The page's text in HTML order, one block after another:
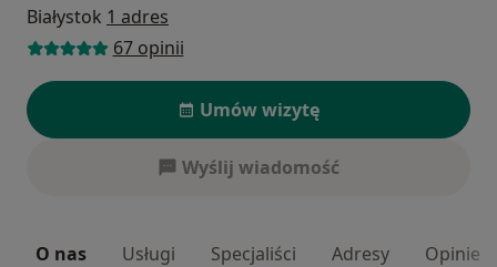
Białystok 1 adres
67 opinii
Umów wizytę
Wyślij wiadomość
O nas Usługi Specjaliści Adresy Opinie